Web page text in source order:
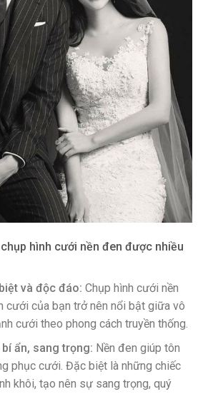
hình cưới nền đen được nhiều
và độc đáo: Chụp hình cưới nền
cưới của bạn trở nên nổi bật giữa vô
cưới theo phong cách truyền thống.
ẩn, sang trọng: Nền đen giúp tôn
phục cưới. Đặc biệt là những chiếc
khôi, tạo nên sự sang trọng, quý